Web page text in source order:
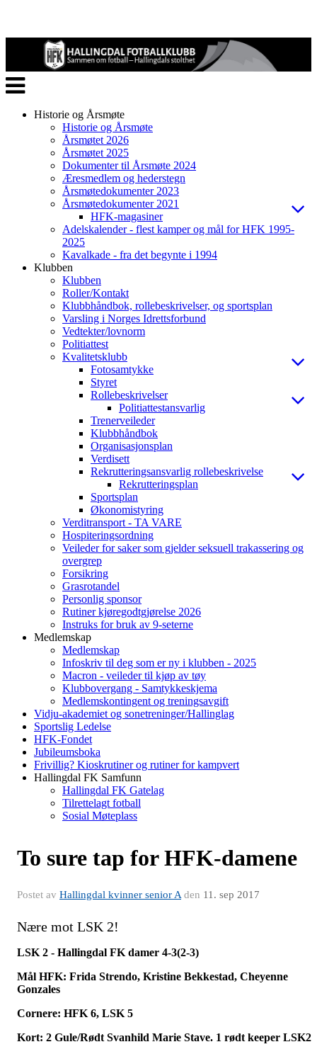
Veksle
navigasjon
Historie og Årsmøte
Historie og Årsmøte
Årsmøtet 2026
Årsmøtet 2025
Dokumenter til Årsmøte 2024
Æresmedlem og hederstegn
Årsmøtedokumenter 2023
Årsmøtedokumenter 2021
HFK-magasiner
Adelskalender - flest kamper og mål for HFK 1995-
2025
Kavalkade - fra det begynte i 1994
Klubben
Klubben
Roller/Kontakt
Klubbhåndbok, rollebeskrivelser, og sportsplan
Varsling i Norges Idrettsforbund
Vedtekter/lovnorm
Politiattest
Kvalitetsklubb
Fotosamtykke
Styret
Rollebeskrivelser
Politiattestansvarlig
Trenerveileder
Klubbhåndbok
Organisasjonsplan
Verdisett
Rekrutteringsansvarlig rollebeskrivelse
Rekrutteringsplan
Sportsplan
Økonomistyring
Verditransport - TA VARE
Hospiteringsordning
Veileder for saker som gjelder seksuell trakassering og
overgrep
Forsikring
Grasrotandel
Personlig sponsor
Rutiner kjøregodtgjørelse 2026
Instruks for bruk av 9-seterne
Medlemskap
Medlemskap
Infoskriv til deg som er ny i klubben - 2025
Macron - veileder til kjøp av tøy
Klubbovergang - Samtykkeskjema
Medlemskontingent og treningsavgift
Vidju-akademiet og sonetreninger/Hallinglag
Sportslig Ledelse
HFK-Fondet
Jubileumsboka
Frivillig? Kioskrutiner og rutiner for kampvert
Hallingdal FK Samfunn
Hallingdal FK Gatelag
Tilrettelagt fotball
Sosial Møteplass
To sure tap for HFK-damene
Postet av Hallingdal kvinner senior A den 11. sep 2017
Nære mot LSK 2!
LSK 2 - Hallingdal FK damer 4-3(2-3)
Mål HFK: Frida Strendo, Kristine Bekkestad, Cheyenne
Gonzales
Cornere: HFK 6, LSK 5
Kort: 2 Gule/Rødt Svanhild Marie Stave. 1 rødt keeper LSK2